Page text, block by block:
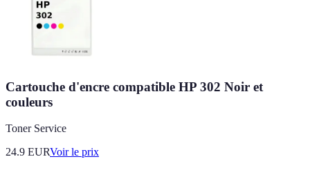
Cartouche d'encre compatible HP 302 Noir et
couleurs
Toner Service
24.9 EURVoir le prix